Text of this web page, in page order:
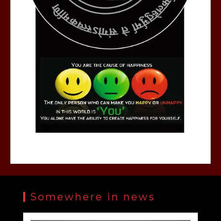
Somewhere in news